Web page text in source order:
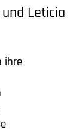
Leticia
ihre